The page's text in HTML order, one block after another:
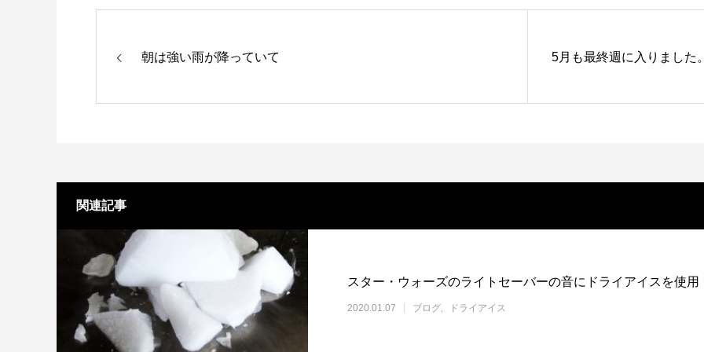
朝は強い雨が降っていて 5月も最終週に入りました
関連記事
スター・ウォーズのライトセーバーの音にドライアイスを使用
2020.01.07 ブログ ドライアイス